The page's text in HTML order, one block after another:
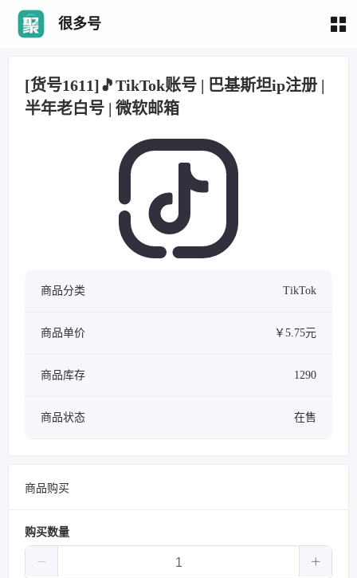
很多号
[货号1611]🎵TikTok账号 | 巴基斯坦ip注册 |
半年老白号 | 微软邮箱
商品分类 TikTok
商品单价 ￥5.75元
商品库存 1290
商品状态 在售
商品购买
购买数量